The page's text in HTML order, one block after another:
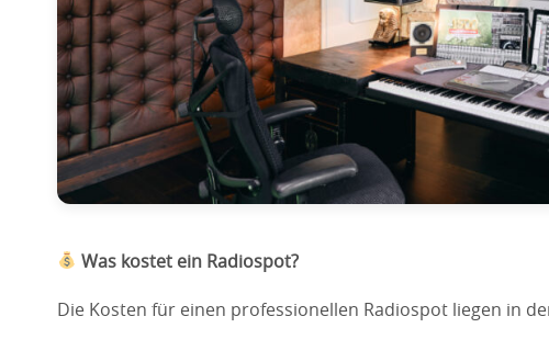
Was kostet ein Radiospot?
Die Kosten für einen professionellen Radiospot liegen in